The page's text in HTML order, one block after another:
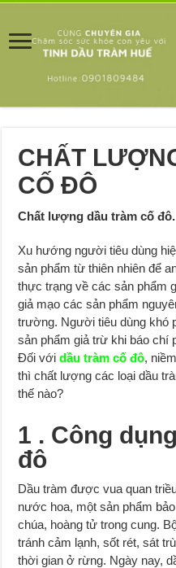
CHẤT
CỐ ĐÔ
Chất lượng dầu tràm cố đô.
Xu hướng người tiêu dùng
sản phẩm từ thiên nhiên để
thực trạng về các sản phẩm
giả mạo các sản phẩm
trường. Người tiêu dùng khó
sản phẩm giả trừ khi báo chí
Đối với dầu tràm cố đô,
thì chất lượng các loại dầu
thế nào?
1 . Công
đô
Dầu tràm được vua quan
nước hoa, một sản phẩm
chúa, hoàng tử trong cung.
tránh cảm lạnh, sốt rét, sát
thời gian ở rừng. Ngày nay,